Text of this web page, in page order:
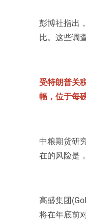
彭博社指出
比。这些调
受特朗普关
幅，位于每
中粮期货研
在的风险是
高盛集团
将在年底前